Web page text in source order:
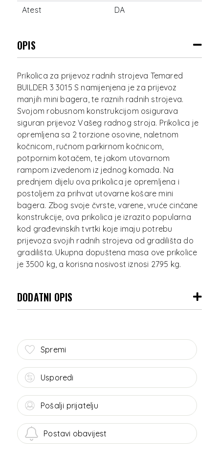
Atest DA
OPIS
Prikolica za prijevoz radnih strojeva Temared
BUILDER 3 3015 S namijenjena je za prijevoz
manjih mini bagera, te raznih radnih strojeva.
Svojom robusnom konstrukcijom osigurava
siguran prijevoz Vašeg radnog stroja. Prikolica je
opremljena sa 2 torzione osovine, naletnom
kočnicom, ručnom parkirnom kočnicom,
potpornim kotačem, te jakom utovarnom
rampom izvedenom iz jednog komada. Na
prednjem dijelu ova prikolica je opremljena i
postoljem za prihvat utovarne košare mini
bagera. Zbog svoje čvrste, varene, vruće cinčane
konstrukcije, ova prikolica je izrazito popularna
kod građevinskih tvrtki koje imaju potrebu
prijevoza svojih radnih strojeva od gradilišta do
gradilišta. Ukupna dopuštena masa ove prikolice
DODATNI OPIS
Spremi
Usporedi
Pošalji prijatelju
Postavi obavijest